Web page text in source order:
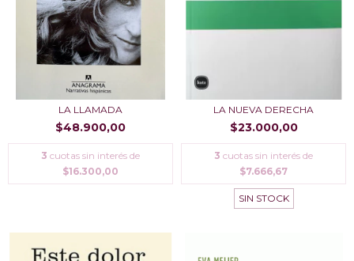
LA LLAMADA
$48.900,00
3 cuotas sin interés de
$16.300,00
LA NUEVA DERECHA
$23.000,00
3 cuotas sin interés de
$7.666,67
SIN STOCK